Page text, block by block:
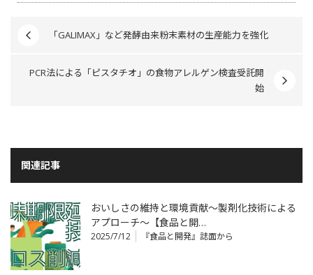
「GALIMAX」など発酵由来粉末素材の生産能力を強化
PCR法による「ピスタチオ」の食物アレルゲン検査受託開
始
関連記事
おいしさの維持と環境貢献～製剤化技術による
アプローチ～【食品と開…
2025/7/12 『食品と開発』誌面から